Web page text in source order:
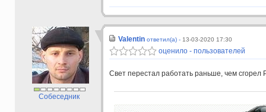
Собеседник
Valentin ответил(а) - 13-03-2020 17:30
оценило - пользователей
Свет перестал работать раньше, чем сгорел